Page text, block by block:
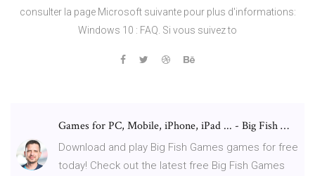
consulter la page Microsoft suivante pour plus d'informations:
Windows 10 : FAQ. Si vous suivez to
Games for PC, Mobile, iPhone, iPad ... - Big Fish …
Download and play Big Fish Games games for free
today! Check out the latest free Big Fish Games